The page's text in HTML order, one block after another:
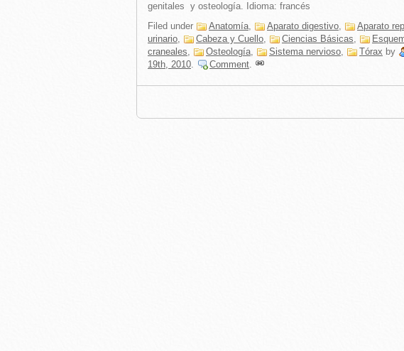
genitales y osteología. Idioma: francés
Filed under
Anatomía, Aparato digestivo, Aparato
urinario, Cabeza y Cuello, Ciencias Básicas,
craneales, Osteología, Sistema nervioso, Tórax by
19th, 2010. Comment.